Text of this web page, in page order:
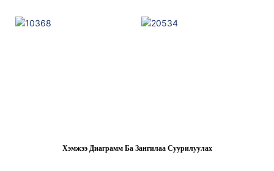
Хэмжээ Диаграмм Ба Зангилаа Суурилуулах